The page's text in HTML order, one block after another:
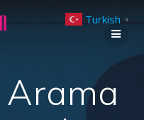
Arama
Turkish ▼